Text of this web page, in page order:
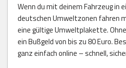
Wenn du mit deinem Fahrzeug in
deutschen Umweltzonen fahren
eine gültige Umweltplakette.
ein Bußgeld von bis zu 80 Euro.
ganz einfach online – schnell,